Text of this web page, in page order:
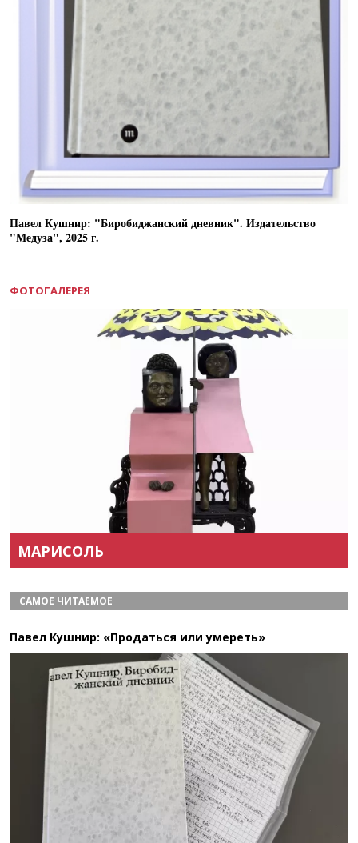
Павел Кушнир: "Биробиджанский дневник". Издательство
"Медуза", 2025 г.
ФОТОГАЛЕРЕЯ
МАРИСОЛЬ
САМОЕ ЧИТАЕМОЕ
Павел Кушнир: «Продаться или умереть»